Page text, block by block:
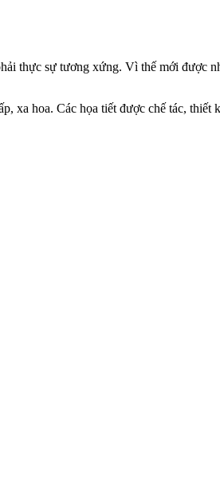
thực sự tương xứng. Vì thế mới được
xa hoa. Các họa tiết được chế tác, thiết